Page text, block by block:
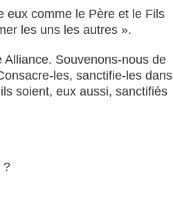
eux comme le Père et le Fils
les uns les autres ».
Souvenons-nous de
les, sanctifie-les dans
soient, eux aussi, sanctifiés
?